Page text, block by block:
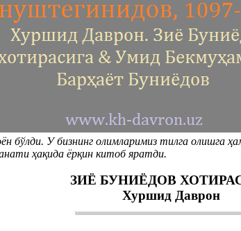
бўлди. У бизнинг олимларимиз тилга
ҳақида ёрқин китоб яратди.
ЗИЁ БУНИЁДОВ
Хуршид Даврон